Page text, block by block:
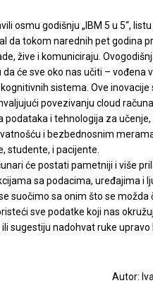
osmu godišnju „IBM 5 u 5“,
da tokom narednih pet godina
žive i komuniciraju.
da će sve oko nas učiti – vođena
sistema. Ove inovacije
povezivanju cloud
podataka i tehnologija za učenje,
i bezbednosnim
studente, i pacijente.
će postati pametniji i više
sa podacima, uređajima i
suočimo sa onim što se možda
sve podatke koji nas
sugestiju nadohvat ruke upravo
Autor: